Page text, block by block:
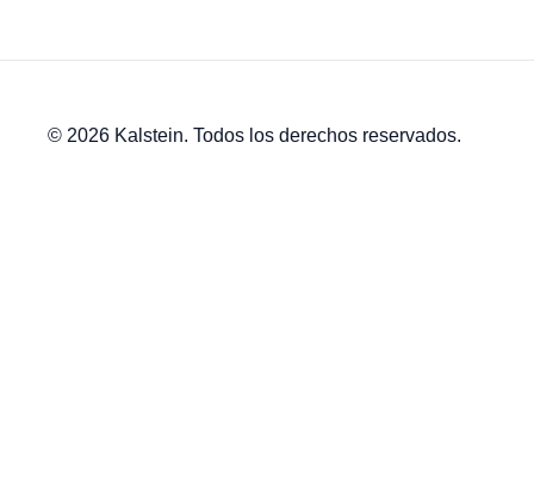
© 2026 Kalstein. Todos los derechos reservados.